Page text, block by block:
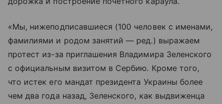
«Мы, нижеподписавшиеся (100 человек с именами,
фамилиями и родом занятий — ред.) выражаем
протест из-за приглашения Владимира Зеленского
с официальным визитом в Сербию. Кроме того,
что истек его мандат президента Украины более
чем два года назад, Зеленского, как выдвиженца